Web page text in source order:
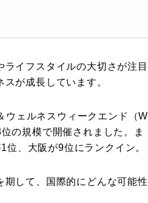
イフスタイルの大切さが注目
が成長しています。
ウェルネスウィークエンド（W
の規模で開催されました。ま
、大阪が9位にランクイン。
して、国際的にどんな可能性